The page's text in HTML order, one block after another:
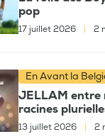
pop
17 juillet 2026 2
En Avant la
JELLAM entre
racines
13 juillet 2026 | 2